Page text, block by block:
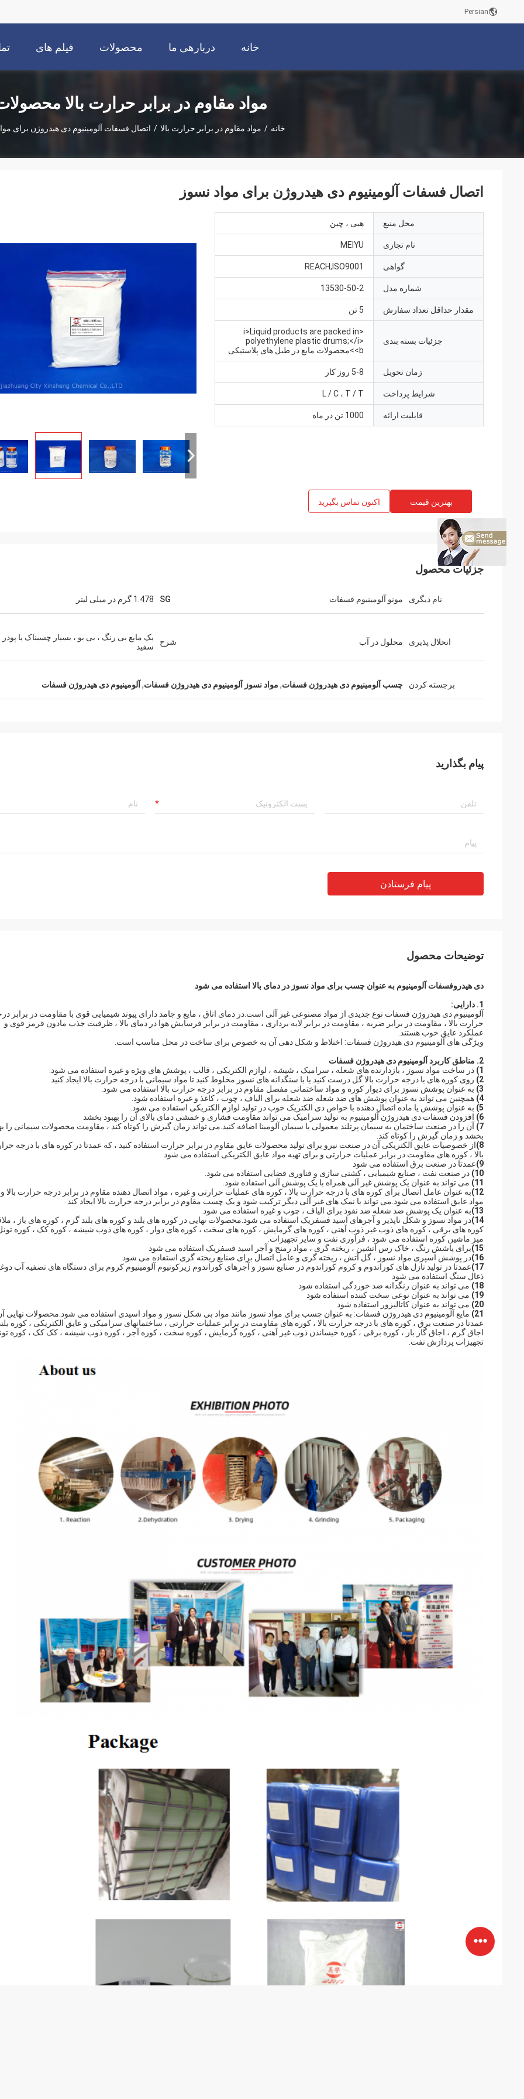
Persian
خانه دربارهی ما محصولات فیلم های
مواد مقاوم در برابر حرارت بالا
خانه / مواد مقاوم در برابر حرارت بالا / اتصال فسفات آلومینیوم دی هیدروژن برای
اتصال فسفات آلومینیوم دی هیدروژن برای مواد نسوز
محل منبع هبی ، چین
نام تجاری MEIYU
گواهی REACH;ISO9001
شماره مدل 13530-50-2
مقدار حداقل تعداد سفارش 5 تن
جزئیات بسته بندی
<i>Liquid products are packed in
polyethylene plastic drums;</i>
<b>محصولات مایع در طبل های پلاستیکی
زمان تحویل 5-8 روز کار
شرایط پرداخت L / C ، T / T
قابلیت ارائه 1000 تن در ماه
بهترین قیمت اکنون تماس بگیرید
جزئیات محصول
نام دیگری مونو آلومینیوم فسفات SG 1.478 گرم در میلی لیتر
انحلال پذیری محلول در آب شرح
یک مایع بی رنگ ، بی بو ، بسیار چسبناک یا پودر
سفید
برجسته کردن چسب آلومینیوم دی هیدروژن فسفات, مواد نسوز آلومینیوم دی هیدروژن فسفات, آلومینیوم دی هیدروژن فسفات
پیام بگذارید
پیام فرستادن
توضیحات محصول
دی هیدروفسفات آلومینیوم به عنوان چسب برای مواد نسوز در دمای بالا استفاده می شود
1. دارایی:
آلومینیوم دی هیدروژن فسفات نوع جدیدی از مواد مصنوعی غیر آلی است.در دمای اتاق ، مایع و جامد دارای پیوند شیمیایی قوی با مقاومت در برابر
حرارت بالا ، مقاومت در برابر ضربه ، مقاومت در برابر لایه برداری ، مقاومت در برابر فرسایش هوا در دمای بالا ، ظرفیت جذب مادون قرمز قوی و
عملکرد عایق خوب هستند.
ویژگی های آلومینیوم دی هیدروژن فسفات: اختلاط و شکل دهی آن به خصوص برای ساخت در محل مناسب است.
2. مناطق کاربرد آلومینیوم دی هیدروژن فسفات
1) در ساخت مواد نسوز ، بازدارنده های شعله ، سرامیک ، شیشه ، لوازم الکتریکی ، قالب ، پوشش های ویژه و غیره استفاده می شود.
2)
روی کوره های با درجه حرارت بالا گل درست کنید یا با سنگدانه های نسوز مخلوط کنید تا مواد سیمانی با درجه حرارت بالا ایجاد کنید.
3) به عنوان پوشش نسوز برای دیوار کوره و مواد ساختمانی مفصل مقاوم در برابر درجه حرارت بالا استفاده می شود.
4) همچنین می تواند به عنوان پوشش های ضد شعله ضد شعله برای الیاف ، چوب ، کاغذ و غیره استفاده شود.
5) به عنوان پوشش یا ماده اتصال دهنده با خواص دی الکتریک خوب در تولید لوازم الکتریکی استفاده می شود.
6)
افزودن فسفات دی هیدروژن آلومینیوم به تولید سرامیک می تواند مقاومت فشاری و خمشی دمای بالای آن را بهبود بخشد
7)
آن را در صنعت ساختمان به سیمان پرتلند معمولی یا سیمان آلومینا اضافه کنید.می تواند زمان گیرش را کوتاه کند ، مقاومت محصولات سیمانی را
بخشد و زمان گیرش را کوتاه کند.
8) از خصوصیات عایق الکتریکی آن در صنعت نیرو برای تولید محصولات عایق مقاوم در برابر حرارت استفاده کنید ، که عمدتا در کوره های با درجه
بالا ، کوره های مقاومت در برابر عملیات حرارتی و برای تهیه مواد عایق الکتریکی استفاده می شود
9) عمدتا در صنعت برق استفاده می شود
10) در صنعت نفت ، صنایع شیمیایی ، کشتی سازی و فناوری فضایی استفاده می شود.
11)
می تواند به عنوان یک پوشش غیر آلی همراه با یک پوشش آلی استفاده شود.
12) به عنوان عامل اتصال برای کوره های با درجه حرارت بالا ، کوره های عملیات حرارتی و غیره ، مواد اتصال دهنده مقاوم در برابر درجه حرارت بالا و
مواد عایق استفاده می شود.می تواند با نمک های غیر آلی دیگر ترکیب شود و یک چسب مقاوم در برابر درجه حرارت بالا ایجاد کند
13) به عنوان یک پوشش ضد شعله ضد نفوذ برای الیاف ، چوب و غیره استفاده می شود.
14) در مواد نسوز و شکل ناپذیر و آجرهای اسید فسفریک استفاده می شود.محصولات نهایی در کوره های بلند و کوره های بلند گرم ، کوره های باز ،
کوره های برقی ، کوره های ذوب غیر ذوب آهنی ، کوره های گرمایش ، کوره های سخت ، کوره های دوار ، کوره های ذوب شیشه ، کوره کک ، کوره
میز ماشین کوره استفاده می شود ، فرآوری نفت و سایر تجهیزات.
15) برای پاشش رنگ ، خاک رس آتشین ، ریخته گری ، مواد رمنج و آجر اسید فسفریک استفاده می شود
16) در پوشش اسپری مواد نسوز ، گل آتش ، ریخته گری و عامل اتصال برای صنایع ریخته گری استفاده می شود
17) عمدتا در تولید نازل های کوراندوم و کروم کوراندوم در صنایع نسوز و آجرهای کوراندوم زیرکونیوم آلومینیوم کروم برای دستگاه های تصفیه آب
ذغال سنگ استفاده می شود
18)
می تواند به عنوان رنگدانه ضد خوردگی استفاده شود
19)
می تواند به عنوان نوعی سخت کننده استفاده شود
20)
می تواند به عنوان کاتالیزور استفاده شود
21)
مایع آلومینیوم دی هیدروژن فسفات: به عنوان چسب برای مواد نسوز مانند مواد بی شکل نسوز و مواد اسیدی استفاده می شود.محصولات نهایی
عمدتا در صنعت برق ، کوره های با درجه حرارت بالا ، کوره های مقاومت در برابر عملیات حرارتی ، ساختمانهای سرامیکی و عایق الکتریکی ، کوره
اجاق گرم ، اجاق گاز باز ، کوره برقی ، کوره خیساندن ذوب غیر آهنی ، کوره گرمایش ، کوره سخت ، کوره آجر ، کوره ذوب شیشه ، کک کک ، کوره
تجهیزات پردازش نفت.